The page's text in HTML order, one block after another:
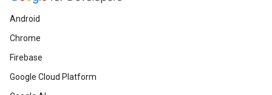
Android
Chrome
Firebase
Google Cloud Platform